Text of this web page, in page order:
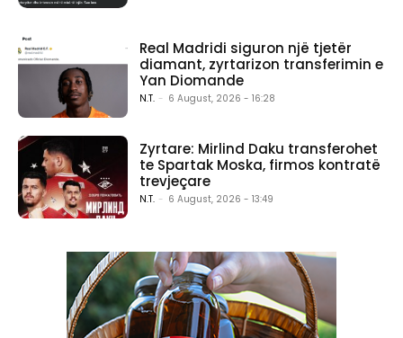
Real Madridi siguron një tjetër
diamant, zyrtarizon transferimin e
Yan Diomande
N.T. - 6 August, 2026 - 16:28
Zyrtare: Mirlind Daku transferohet
te Spartak Moska, firmos kontratë
trevjeçare
N.T. - 6 August, 2026 - 13:49